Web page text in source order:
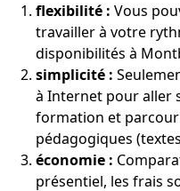
flexibilité : Vous
travailler à votre
disponibilités à
simplicité :
à Internet pour aller
formation et
pédagogiques
économie :
présentiel, les frais